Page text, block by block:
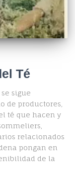
Té
sigue
de productores,
té que hacen y
relacionados
pongan en
de la